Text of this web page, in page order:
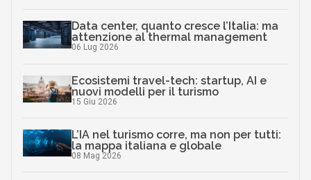
Data center, quanto cresce l’Italia: ma
attenzione al thermal management
06 Lug 2026
Ecosistemi travel-tech: startup, AI e
nuovi modelli per il turismo
15 Giu 2026
L’IA nel turismo corre, ma non per tutti:
la mappa italiana e globale
08 Mag 2026